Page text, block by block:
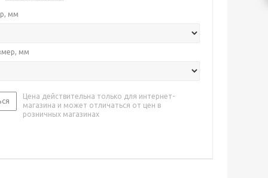
мм
мм
Цена действительна только для интернет-
магазина и может отличаться от цен в
розничных магазинах